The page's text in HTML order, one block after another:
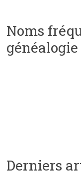
Noms
généalogie
Derniers